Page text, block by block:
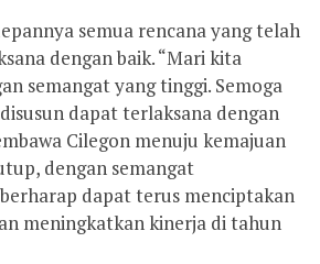
semua rencana yang telah
dengan baik. “Mari kita
semangat yang tinggi. Semoga
dapat terlaksana dengan
Cilegon menuju kemajuan
dengan semangat
dapat terus menciptakan
meningkatkan kinerja di tahun